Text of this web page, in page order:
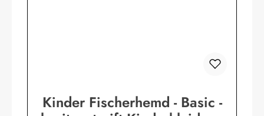
Kinder Fischerhemd - Basic -